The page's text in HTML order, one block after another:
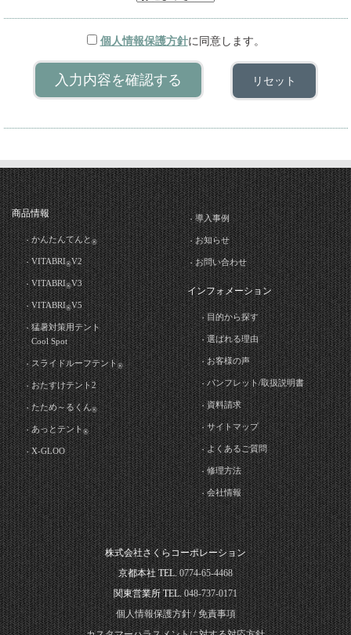
個人情報保護方針に同意します。
商品情報
かんたんてんと®
VITABRI®V2
VITABRI®V3
VITABRI®V5
猛暑対策用テント
Cool Spot
スライドルーフテント®
おたすけテント2
たため～るくん®
あっとテント®
X-GLOO
導入事例
お知らせ
お問い合わせ
インフォメーション
目的から探す
選ばれる理由
お客様の声
パンフレット/取扱説明書
資料請求
サイトマップ
よくあるご質問
修理方法
会社情報
株式会社さくらコーポレーション
京都本社 TEL.0774-65-4468
関東営業所 TEL.048-737-0171
個人情報保護方針/免責事項